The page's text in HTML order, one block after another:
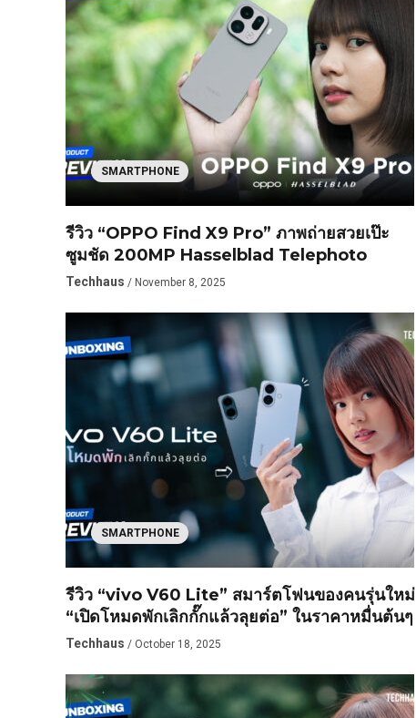
SMARTPHONE
รีวิว “OPPO Find X9 Pro” ภาพถ่ายสวยเป๊ะ
ซูมชัด 200MP Hasselblad Telephoto
Techhaus / November 8, 2025
SMARTPHONE
รีวิว “vivo V60 Lite” สมาร์ตโฟนของคนรุ่นใหม่
“เปิดโหมดพักเลิกกั๊กแล้วลุยต่อ” ในราคาหมื่นต้นๆ
Techhaus / October 18, 2025